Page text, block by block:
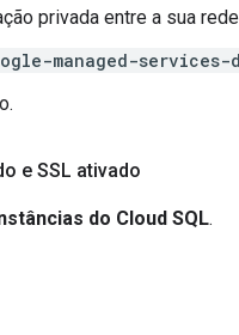
privada entre a sua
managed-
e SSL ativado
do Cloud SQL.